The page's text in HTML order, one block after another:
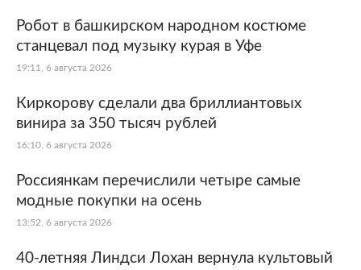
Робот в башкирском народном костюме
станцевал под музыку курая в Уфе
19:11, 6 августа 2026
Киркорову сделали два бриллиантовых
винира за 350 тысяч рублей
16:10, 6 августа 2026
Россиянкам перечислили четыре самые
модные покупки на осень
13:52, 6 августа 2026
40-летняя Линдси Лохан вернула культовый